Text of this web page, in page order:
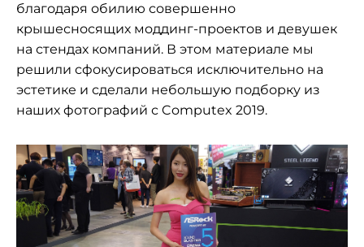
благодаря обилию совершенно
крышесносящих моддинг-проектов и девушек
на стендах компаний. В этом материале мы
решили сфокусироваться исключительно на
эстетике и сделали небольшую подборку из
наших фотографий с Computex 2019.